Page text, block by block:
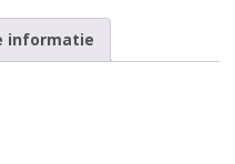
informatie